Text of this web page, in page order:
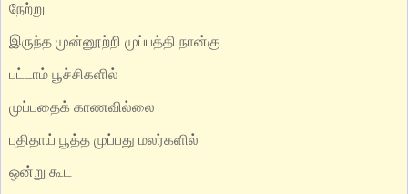
நேற்று
இருந்த முன்னூற்றி முப்பத்தி நான்கு
பட்டாம் பூச்சிகளில்
முப்பதைக் காணவில்லை
புதிதாய் பூத்த முப்பது மலர்களில்
ஒன்று கூட